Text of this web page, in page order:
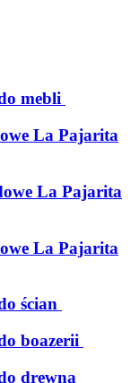
mebli
La Pajarita
La Pajarita
La Pajarita
ścian
boazerii
drewna